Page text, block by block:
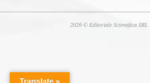
2026 © Editoriale Scientifica SRL
Translate »